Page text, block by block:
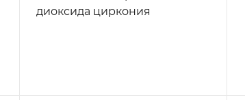
диоксида циркония